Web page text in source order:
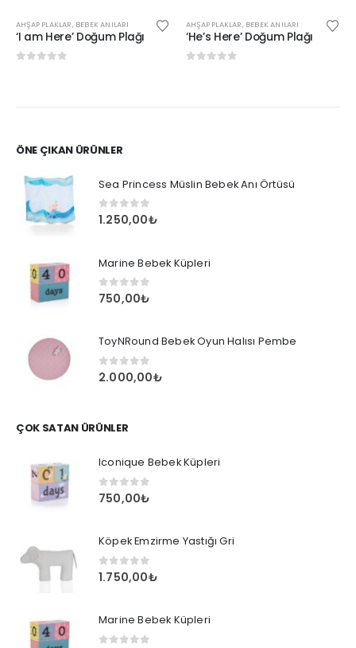
AHŞAP PLAKLAR, BEBEK ANILARI
‘I am Here’ Doğum Plağı
AHŞAP PLAKLAR, BEBEK ANILARI
‘He’s Here’ Doğum Plağı
ÖNE ÇIKAN ÜRÜNLER
Sea Princess Müslin Bebek Anı Örtüsü
0 out of 5
1.250,00₺
Marine Bebek Küpleri
0out of 5
750,00₺
ToyNRound Bebek Oyun Halısı Pembe
0 out of 5
2.000,00₺
ÇOK SATAN ÜRÜNLER
Iconique Bebek Küpleri
0out of 5
750,00₺
Köpek Emzirme Yastığı Gri
0 out of 5
1.750,00₺
Marine Bebek Küpleri